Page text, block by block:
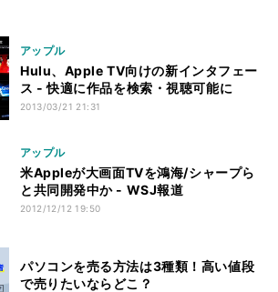
アップル
Hulu、Apple TV向けの新インタフェー
ス - 快適に作品を検索・視聴可能に
2013/03/21 21:31
アップル
米Appleが大画面TVを鴻海/シャープら
と共同開発中か - WSJ報道
2012/12/12 19:50
パソコンを売る方法は3種類！高い値段
で売りたいならどこ？